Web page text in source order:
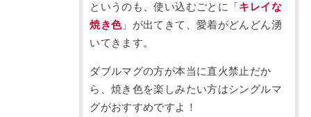
というのも、使い込むごとに「キレイな
焼き色」が出てきて、愛着がどんどん湧
いてきます。
ダブルマグの方が本当に直火禁止だか
ら、焼き色を楽しみたい方はシングルマ
グがおすすめですよ！